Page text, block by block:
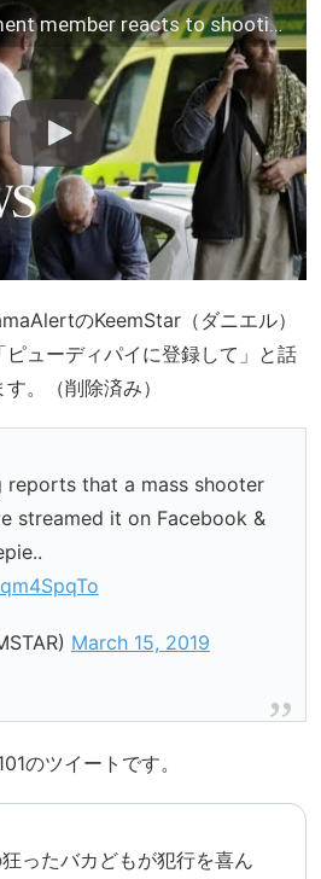
New Zealand parliament member reacts to shootings
のKeemStar（ダニエル）
ピューディパイに登録して」と話
。（削除済み）
reports that a mass shooter
streamed it on Facebook &
March 15, 2019
のツイートです。
ったバカどもが犯行を喜ん